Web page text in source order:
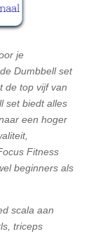
je
Dumbbell set
de top vijf van
set biedt alles
een hoger
Fitness
beginners als
scala aan
triceps